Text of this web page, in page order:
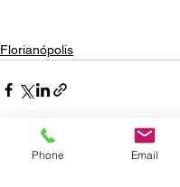
Florianópolis
Phone Email